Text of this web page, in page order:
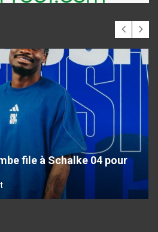
file à Schalke 04 pour